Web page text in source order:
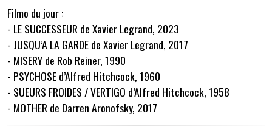
Filmo du jour :
- LE SUCCESSEUR de Xavier Legrand, 2023
- JUSQU’A LA GARDE de Xavier Legrand, 2017
- MISERY de Rob Reiner, 1990
- PSYCHOSE d’Alfred Hitchcock, 1960
- SUEURS FROIDES / VERTIGO d’Alfred Hitchcock, 1958
- MOTHER de Darren Aronofsky, 2017